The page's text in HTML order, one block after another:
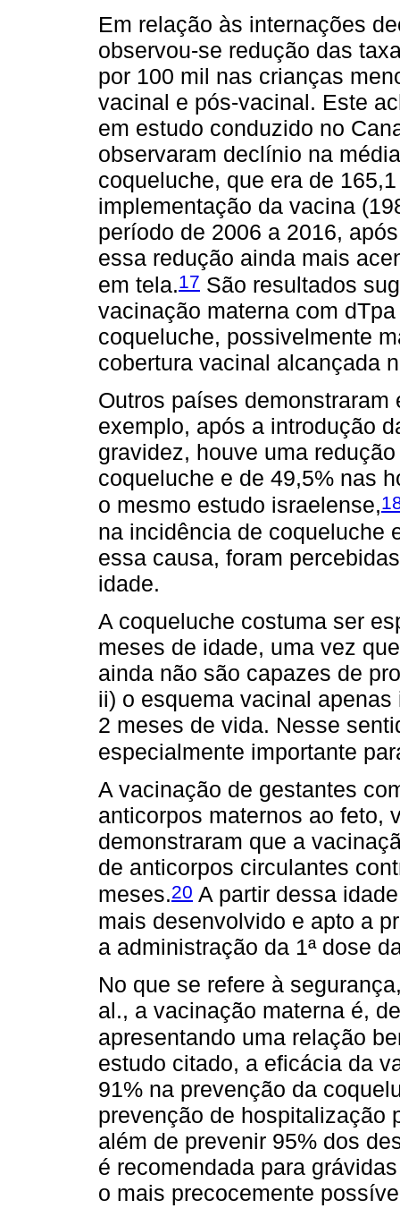
Em relação às internações
observou-se redução das
por 100 mil nas crianças
vacinal e pós-vacinal. Este
em estudo conduzido no
observaram declínio na
coqueluche, que era de
implementação da vacina
período de 2006 a 2016,
essa redução ainda mais
em tela.17 São resultados
vacinação materna com
coqueluche, possivelmente
cobertura vacinal alcançada
Outros países
exemplo, após a introdução
gravidez, houve uma
coqueluche e de 49,5% nas
o mesmo estudo israelense,
na incidência de coqueluche
essa causa, foram
idade.
A coqueluche costuma ser
meses de idade, uma vez
ainda não são capazes de
ii) o esquema vacinal
2 meses de vida. Nesse
especialmente importante
A vacinação de gestantes
anticorpos maternos ao feto,
demonstraram que a
de anticorpos circulantes
meses.20 A partir dessa
mais desenvolvido e apto a
a administração da 1ª dose
No que se refere à
al., a vacinação materna é,
apresentando uma relação
estudo citado, a eficácia da
91% na prevenção da
prevenção de hospitalização
além de prevenir 95% dos
é recomendada para
o mais precocemente